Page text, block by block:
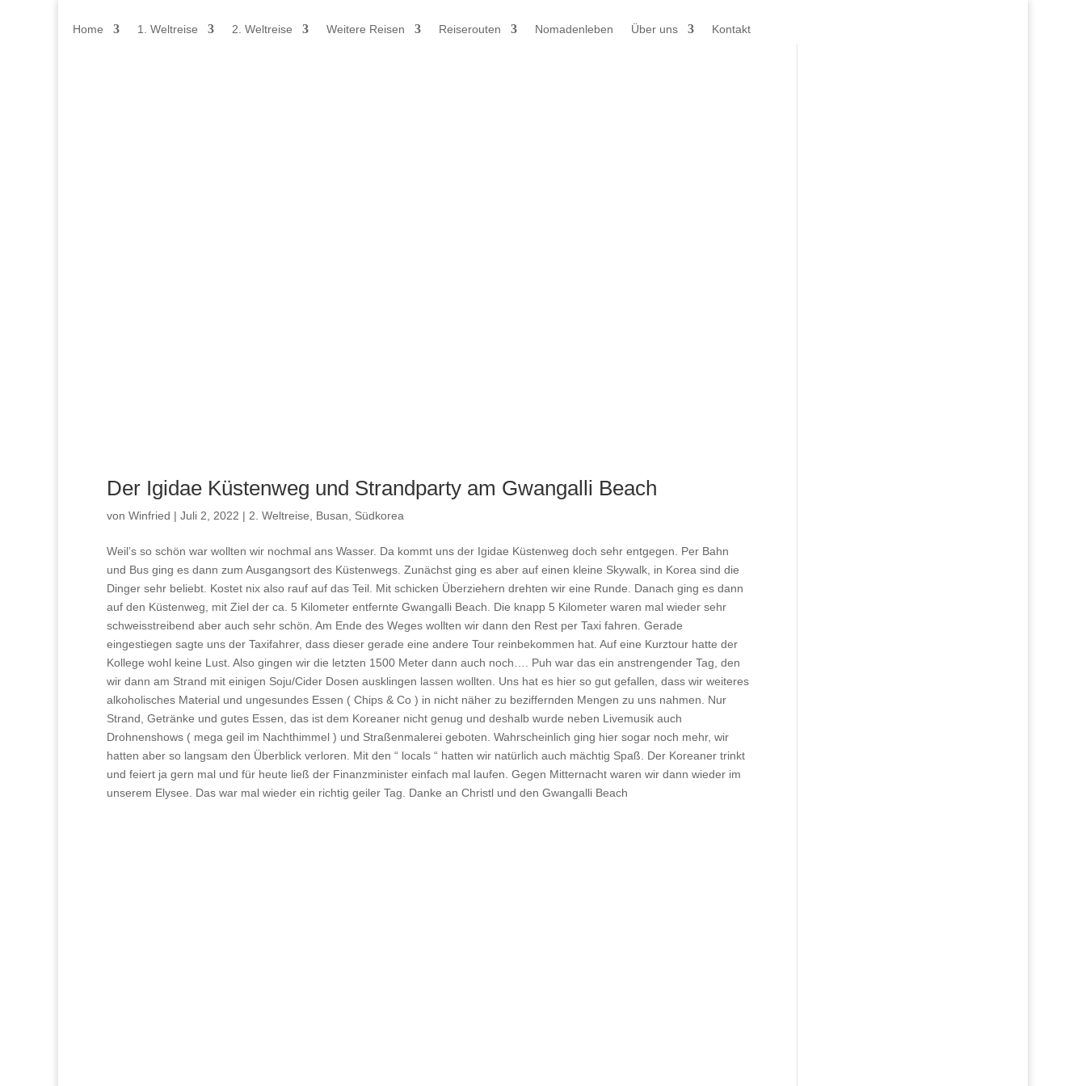
Home 1. Weltreise 2. Weltreise Weitere Reisen Reiserouten Nomadenleben Über uns Kontakt
Der Igidae Küstenweg und Strandparty am Gwangalli Beach
von Winfried | Juli 2, 2022 | 2. Weltreise Busan Südkorea
Weil’s so schön war wollten wir nochmal ans Wasser. Da kommt uns der Igidae Küstenweg doch sehr entgegen. Per Bahn
und Bus ging es dann zum Ausgangsort des Küstenwegs. Zunächst ging es aber auf einen kleine Skywalk, in Korea sind die
Dinger sehr beliebt. Kostet nix also rauf auf das Teil. Mit schicken Überziehern drehten wir eine Runde. Danach ging es dann
auf den Küstenweg, mit Ziel der ca. 5 Kilometer entfernte Gwangalli Beach. Die knapp 5 Kilometer waren mal wieder sehr
schweisstreibend aber auch sehr schön. Am Ende des Weges wollten wir dann den Rest per Taxi fahren. Gerade
eingestiegen sagte uns der Taxifahrer, dass dieser gerade eine andere Tour reinbekommen hat. Auf eine Kurztour hatte der
Kollege wohl keine Lust. Also gingen wir die letzten 1500 Meter dann auch noch…. Puh war das ein anstrengender Tag, den
wir dann am Strand mit einigen Soju/Cider Dosen ausklingen lassen wollten. Uns hat es hier so gut gefallen, dass wir weiteres
alkoholisches Material und ungesundes Essen ( Chips & Co ) in nicht näher zu beziffernden Mengen zu uns nahmen. Nur
Strand, Getränke und gutes Essen, das ist dem Koreaner nicht genug und deshalb wurde neben Livemusik auch
Drohnenshows ( mega geil im Nachthimmel ) und Straßenmalerei geboten. Wahrscheinlich ging hier sogar noch mehr, wir
hatten aber so langsam den Überblick verloren. Mit den “ locals “ hatten wir natürlich auch mächtig Spaß. Der Koreaner trinkt
und feiert ja gern mal und für heute ließ der Finanzminister einfach mal laufen. Gegen Mitternacht waren wir dann wieder im
unserem Elysee. Das war mal wieder ein richtig geiler Tag. Danke an Christl und den Gwangalli Beach